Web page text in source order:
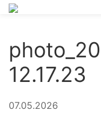
12.17.23
07.05.2026